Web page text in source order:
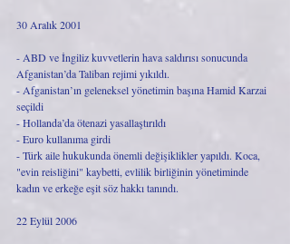
30 Aralık 2001
- ABD ve İngiliz kuvvetlerin hava saldırısı sonucunda
Afganistan’da Taliban rejimi yıkıldı.
- Afganistan’ın geleneksel yönetimin başına Hamid Karzai
seçildi
- Hollanda’da ötenazi yasallaştırıldı
- Euro kullanıma girdi
- Türk aile hukukunda önemli değişiklikler yapıldı. Koca,
"evin reisliğini" kaybetti, evlilik birliğinin yönetiminde
kadın ve erkeğe eşit söz hakkı tanındı.
22 Eylül 2006